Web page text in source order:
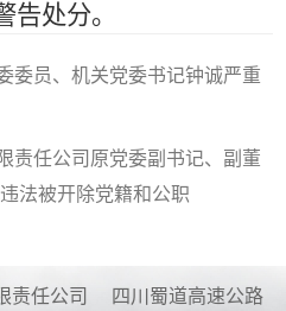
告处分。
委员、机关党委书记钟诚严重
责任公司原党委副书记、副董
法被开除党籍和公职
责任公司 四川蜀道高速公路